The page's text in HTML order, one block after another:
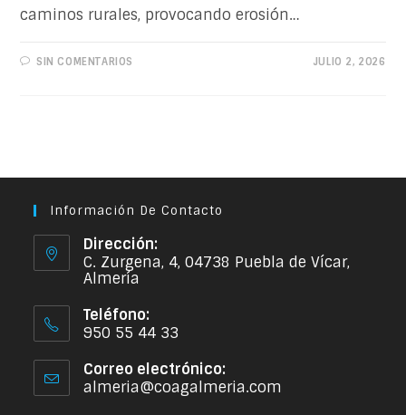
caminos rurales, provocando erosión…
SIN COMENTARIOS JULIO 2, 2026
Información De Contacto
Dirección:
C. Zurgena, 4, 04738 Puebla de Vícar,
Almería
Teléfono:
950 55 44 33
Correo electrónico:
almeria@coagalmeria.com